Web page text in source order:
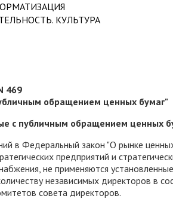
КУЛЬТУРА
469
обращением ценных бумаг"
с публичным обращением ценных
в Федеральный закон "О рынке
предприятий и
не применяются
независимых директоров в
совета директоров.